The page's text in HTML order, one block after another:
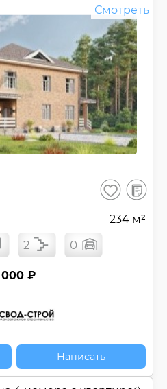
Смотреть
Сохранить
В
234 м²
2 0
000 ₽
Написать